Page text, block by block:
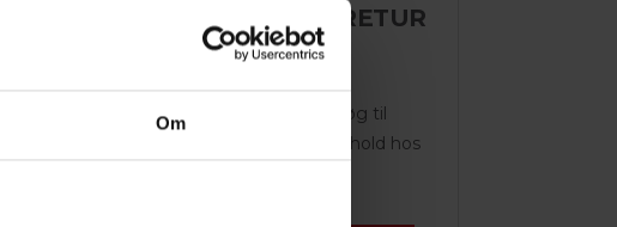
Om
OPHOLD MED VANDRETUR
2 NÆTTER
Få det meste ud af dit besøg til
Dronninglund med et skønt ophold hos